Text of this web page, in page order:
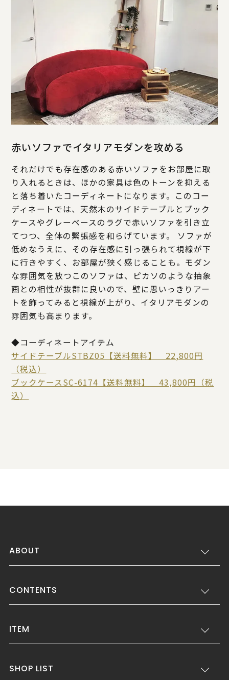
赤いソファでイタリアモダンを攻める
それだけでも存在感のある赤いソファをお部屋に取
り入れるときは、ほかの家具は色のトーンを抑える
と落ち着いたコーディネートになります。このコー
ディネートでは、天然木のサイドテーブルとブック
ケースやグレーベースのラグで赤いソファを引き立
てつつ、全体の緊張感を和らげています。 ソファが
低めなうえに、その存在感に引っ張られて視線が下
に行きやすく、お部屋が狭く感じることも。モダン
な雰囲気を放つこのソファは、ピカソのような抽象
画との相性が抜群に良いので、壁に思いっきりアー
トを飾ってみると視線が上がり、イタリアモダンの
雰囲気も高まります。
◆コーディネートアイテム
サイドテーブルSTBZ05【送料無料】 22,800円
（税込）
ブックケースSC-6174【送料無料】 43,800円（税
込）
ABOUT
CONTENTS
ITEM
SHOP LIST